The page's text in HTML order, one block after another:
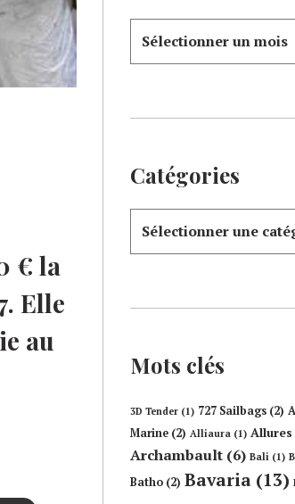
€ la
Elle
au
Catégories
Mots clés
3D Tender (1) 727 Sailbags (2)
Marine (2) Alliaura (1) Allures
Archambault (6) Bali (1)
Batho (2) Bavaria (13)